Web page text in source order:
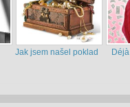
Jak jsem našel poklad